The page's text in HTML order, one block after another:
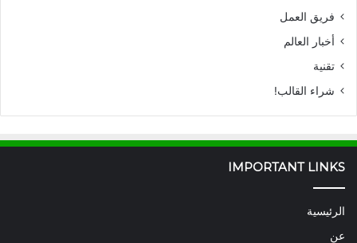
فريق العمل
أخبار العالم
تقنية
شراء القالب!
IMPORTANT LINKS
الرئيسية
عن